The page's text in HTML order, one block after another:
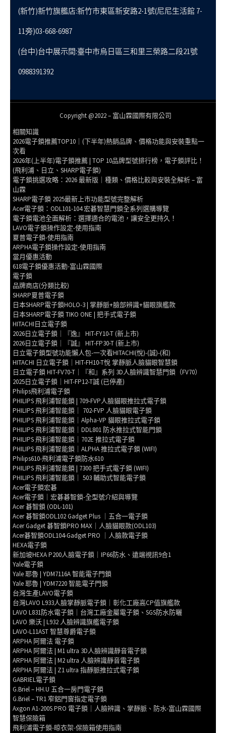
(新竹)新竹旗艦店:新竹市東區新安路2-1號(尼尼生活館 7-
11旁)03-668-6987
(台中)台中展示間:臺中市烏日區三和里三榮路二段21號
0988391392
Copyright @2022 – 富山霖國際有限公司
相關知識
2026電子鎖推薦TOP10｜(下半年)熱銷品牌、價格功能與安裝重點一
次看
2026年(上半年)電子鎖推薦 | TOP 10品牌型號排行榜，電子鎖評比！
(飛利浦、日立、SHARP電子鎖)
電子鎖挑選攻略：2026 最新版｜種類、價格比較與安裝全解析 – 富
山霖
SHARP電子鎖 2025最新上市功能型號完整解析
Acer電子鎖：ODL101-104 宏碁智慧門鎖全系列選購導覽
電子鎖電池全面解析：選擇適合的電池，讓安全更持久！
LAVO電子鎖操作設定-使用指南
夏普電子鎖-使用指南
ARPHA電子鎖操作設定-使用指南
當月優惠活動
618電子鎖優惠活動-富山霖國際
電子鎖
品牌商店(分類比較)
SHARP夏普電子鎖
日本SHARP電子鎖HOLO-3 | 掌靜脈+臉部辨識+貓眼旗艦款
日本SHARP電子鎖 TIKO ONE | 把手式電子鎖
HITACHI日立電子鎖
2026日立電子鎖｜『逸』 HIT-FY10-T (新上市)
2026日立電子鎖｜『誠』 HIT-FP30-T (新上市)
日立電子鎖型號功能懶人包-一次看HITACHI(悅)-(誠)-(和)
HITACHI 日立電子鎖｜HIT-FH10-T悅 掌靜脈人臉貓眼智慧鎖
日立電子鎖 HIT-FV70-T｜『和』系列 3D人臉辨識智慧門鎖（FV70）
2025日立電子鎖｜HIT-FP12-T誠 (已停產)
Philips飛利浦電子鎖
PHILIPS 飛利浦智能鎖 | 709-FVP人臉貓眼推拉式電子鎖
PHILIPS 飛利浦智能鎖｜ 702-FVP 人臉貓眼電子鎖
PHILIPS 飛利浦智能鎖｜Alpha-VP 貓眼推拉式電子鎖
PHILIPS 飛利浦智能鎖｜DDL801 防水推拉式智能門鎖
PHILIPS 飛利浦智能鎖｜702E 推拉式電子鎖
PHILIPS 飛利浦智能鎖｜ALPHA 推拉式電子鎖 (WIFI)
Philips610-飛利浦電子鎖防水610
PHILIPS 飛利浦智能鎖 | 7300 把手式電子鎖 (WIFI)
PHILIPS 飛利浦智能鎖｜ 503 輔助式智能電子鎖
Acer電子鎖宏碁
Acer電子鎖｜宏碁碁智鎖-全型號介紹與導覽
Acer 碁智鎖 (ODL-101)
Acer 碁智鎖ODL102 Gadget Plus ｜五合一電子鎖
Acer Gadget 碁智鎖PRO MAX｜人臉貓眼款(ODL103)
Acer碁智鎖ODL104-Gadget PRO ｜人臉款電子鎖
HEXA電子鎖
新加坡HEXA P200人臉電子鎖｜IP66防水、遠端視訊9合1
Yale電子鎖
Yale 耶魯 | YDM7116A 智能電子門鎖
Yale 耶魯 | YDM7220 智能電子門鎖
台灣生產LAVO電子鎖
台灣LAVO L933人臉掌靜脈電子鎖｜彰化工廠高CP值旗艦款
LAVO L831防水電子鎖｜台灣工廠金屬電子鎖、SGS防水防曬
LAVO 樂沃 | L932 人臉辨識旗艦電子鎖
LAVO-L11AST 智慧尊爵電子鎖
ARPHA 阿爾法 電子鎖
ARPHA 阿爾法 | M1 ultra 3D人臉辨識靜音電子鎖
ARPHA 阿爾法 | M2 ultra 人臉辨識靜音電子鎖
ARPHA 阿爾法 | Z1 ultra 指靜脈推拉式電子鎖
GABRIEL電子鎖
G.Briel – HH.U 五合一房門電子鎖
G.Briel – TR1 窄鋁門窗指定電子鎖
Axgon A1-200S PRO 電子鎖｜人臉辨識、掌靜脈、防水-富山霖國際
智慧保險箱
飛利浦電子鎖-晾衣架-保險箱使用指南